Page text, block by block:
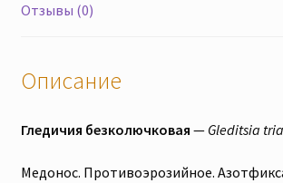
Отзывы (0)
Описание
Гледичия безколючковая — Gleditsia
Медонос. Противоэрозийное.